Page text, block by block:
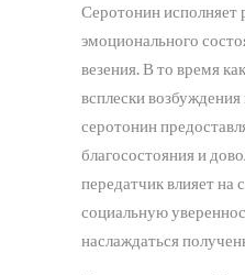
Серотонин исполняет
эмоционального
везения. В то время
всплески
серотонин
благосостояния и
передатчик влияет на
социальную
наслаждаться